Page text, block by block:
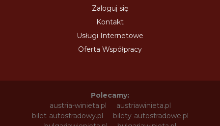
Zaloguj się
Kontakt
Usługi Internetowe
Oferta Współpracy
Polecamy:
austria-winieta.pl
austriawinieta.pl
bilet-autostradowy.pl
bilety-autostradowe.pl